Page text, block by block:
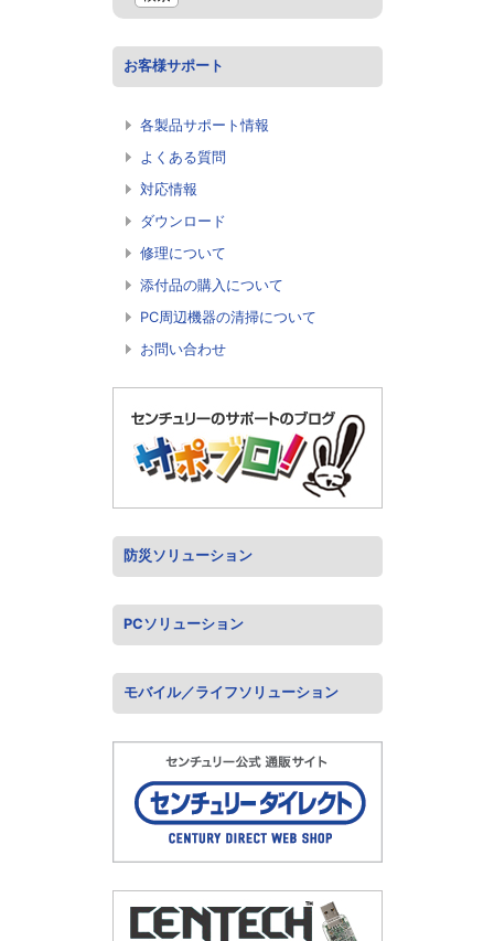
お客様サポート
各製品サポート情報
よくある質問
対応情報
ダウンロード
修理について
添付品の購入について
PC周辺機器の清掃について
お問い合わせ
防災ソリューション
PCソリューション
モバイル／ライフソリューション